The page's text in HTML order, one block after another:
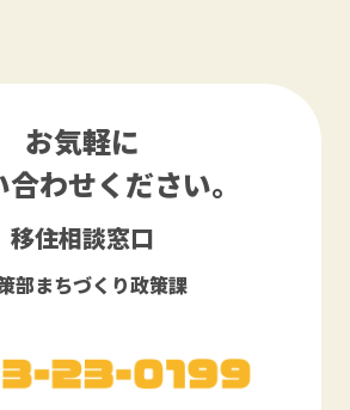
お気軽に
わせください。
移住相談窓口
部まちづくり政策課